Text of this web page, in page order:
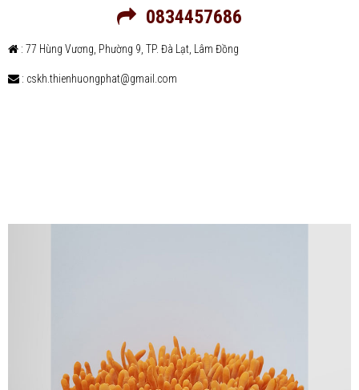
0834457686
: 77 Hùng Vương, Phường 9, TP. Đà Lạt, Lâm Đồng
: cskh.thienhuongphat@gmail.com